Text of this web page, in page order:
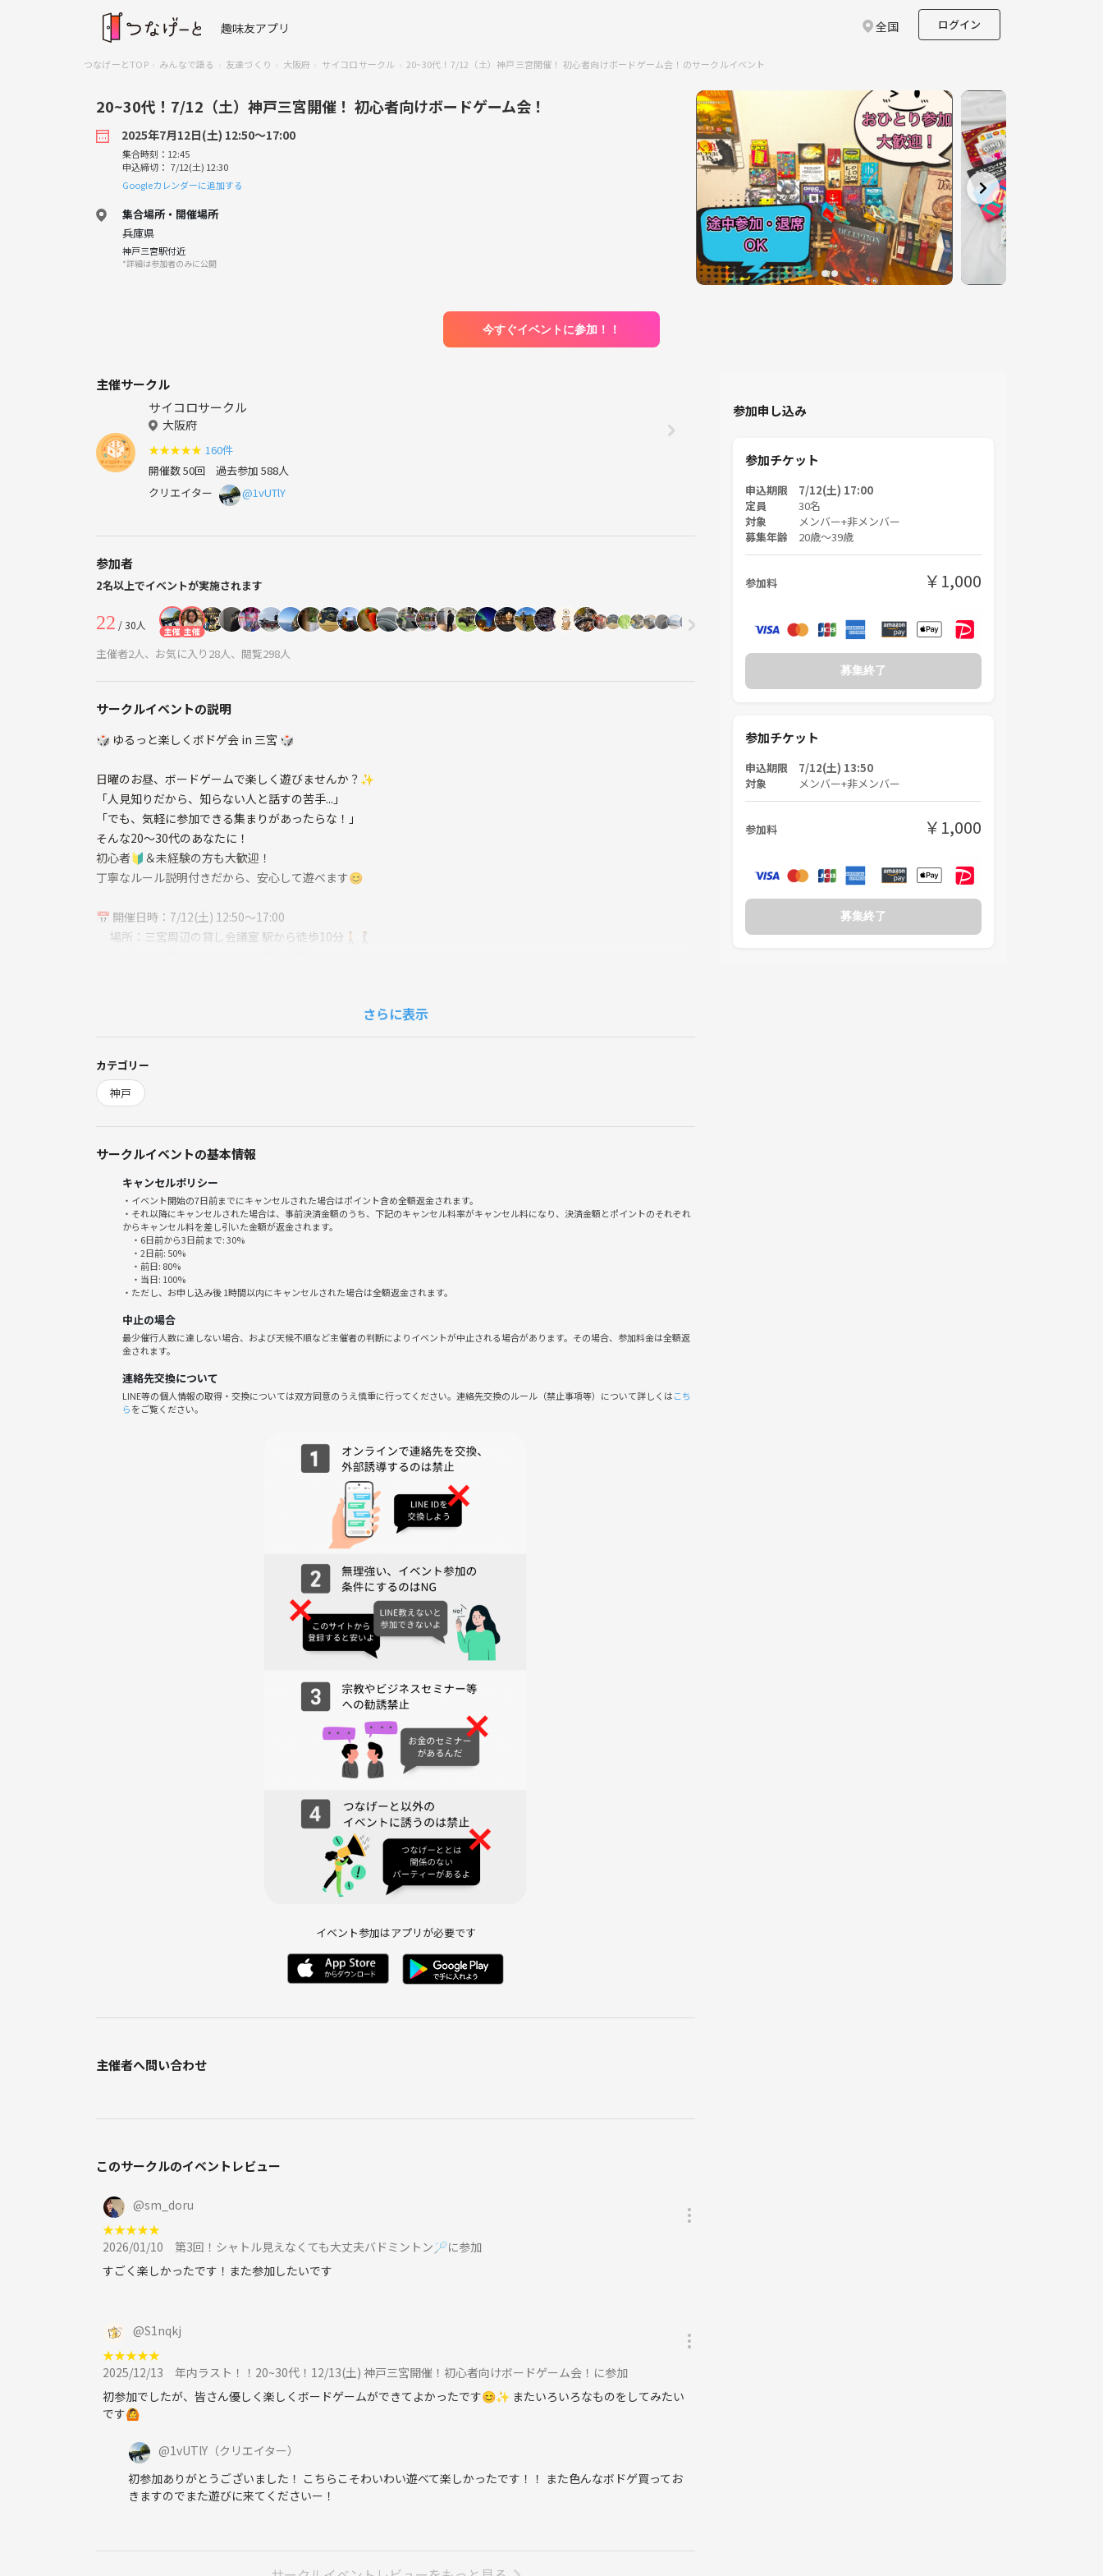
趣味友アプリ 全国 ログイン
つなげーとTOP みんなで語る 友達づくり 大阪府 サイコロサークル 20~30代！7/12（土）神戸三宮開催！ 初心者向けボードゲーム会！のサークルイベント
20~30代！7/12（土）神戸三宮開催！ 初心者向けボードゲーム会！
2025年7月12日(土) 12:50〜17:00
集合時刻：12:45
申込締切： 7/12(土) 12:30
Googleカレンダーに追加する
集合場所・開催場所
兵庫県
神戸三宮駅付近
*詳細は参加者のみに公開
今すぐイベントに参加！！
主催サークル
サイコロサークル
大阪府
★★★★★ 160件
開催数 50回 過去参加 588人
クリエイター
@1vUTlY
参加者
2名以上でイベントが実施されます
22 / 30人 主催 主催
主催者2人、お気に入り28人、閲覧298人
サークルイベントの説明
🎲 ゆるっと楽しくボドゲ会 in 三宮 🎲
日曜のお昼、ボードゲームで楽しく遊びませんか？✨
「人見知りだから、知らない人と話すの苦手...」
「でも、気軽に参加できる集まりがあったらな！」
そんな20～30代のあなたに！
初心者🔰＆未経験の方も大歓迎！
丁寧なルール説明付きだから、安心して遊べます😊
📅 開催日時：7/12(土) 12:50〜17:00
場所：三宮周辺の貸し会議室 駅から徒歩10分🚶🚶‍♀️
徒歩1分でローソンも♪
💰 参加費：
・事前 500円（アプリ決済）
⏱ タイムスケジュール
13:00 ボドゲスタート！
15:30 席替え＆二次会の希望者確認
17:00 解散！（希望者のみ二次会へ🍻予算：約3,000円）
✅ 遊びたいボードゲーム持ち込みOK✨
✅ 軽食＆飲み物持ち込みOK🍪🥤（買い出しもラクラク！）
✅ 途中参加・退出もOK！（途中参加は事前にメッセージにてご連絡ください📩）
🚨 禁止事項
・マルチ商法 宗教の勧誘、営業・ナンパ禁止！
・ 他の人を不快にさせる言動禁止！
・ボドゲの故意破損禁止！(事故であればお申し出ください！)
上記の行為を発見、伝達された場合はサークル内で情報共有をした上で出入り禁止措置を執らせていただきます。
もちろん一発出禁ではなく、本人含め複数人への確認のうえでの措置なのでご安心ください！
さらに表示
カテゴリー
神戸
サークルイベントの基本情報
キャンセルポリシー
・イベント開始の7日前までにキャンセルされた場合はポイント含め全額返金されます。
・それ以降にキャンセルされた場合は、事前決済金額のうち、下記のキャンセル料率がキャンセル料になり、決済金額とポイントのそれぞれ
からキャンセル料を差し引いた金額が返金されます。
・6日前から3日前まで: 30%
・2日前: 50%
・前日: 80%
・当日: 100%
・ただし、お申し込み後 1時間以内にキャンセルされた場合は全額返金されます。
中止の場合
最少催行人数に達しない場合、および天候不順など主催者の判断によりイベントが中止される場合があります。その場合、参加料金は全額返
金されます。
連絡先交換について
LINE等の個人情報の取得・交換については双方同意のうえ慎重に行ってください。連絡先交換のルール（禁止事項等）について詳しくはこち
らをご覧ください。
イベント参加はアプリが必要です
主催者へ問い合わせ
このサークルのイベントレビュー
@sm_doru
★★★★★
2026/01/10
第3回！シャトル見えなくても大丈夫バドミントン🏸に参加
すごく楽しかったです！また参加したいです
@S1nqkj
★★★★★
2025/12/13
年内ラスト！！20~30代！12/13(土) 神戸三宮開催！初心者向けボードゲーム会！に参加
初参加でしたが、皆さん優しく楽しくボードゲームができてよかったです😊✨ またいろいろなものをしてみたい
です🙆
@1vUTlY （クリエイター）
初参加ありがとうございました！ こちらこそわいわい遊べて楽しかったです！！ また色んなボドゲ買ってお
きますのでまた遊びに来てくださいー！
参加申し込み
参加チケット
申込期限 7/12(土) 17:00
定員 30名
対象 メンバー+非メンバー
募集年齢 20歳〜39歳
参加料 ￥1,000
募集終了
参加チケット
申込期限 7/12(土) 13:50
対象
メンバー+非メンバー
参加料 ￥1,000
募集終了